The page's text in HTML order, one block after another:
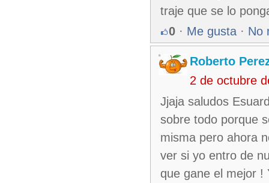
traje que se lo
0 · Me gusta · No
Roberto
2 de octubre
Jjaja saludos
sobre todo porque
misma pero ahora
ver si yo entro de
que gane el mejor !